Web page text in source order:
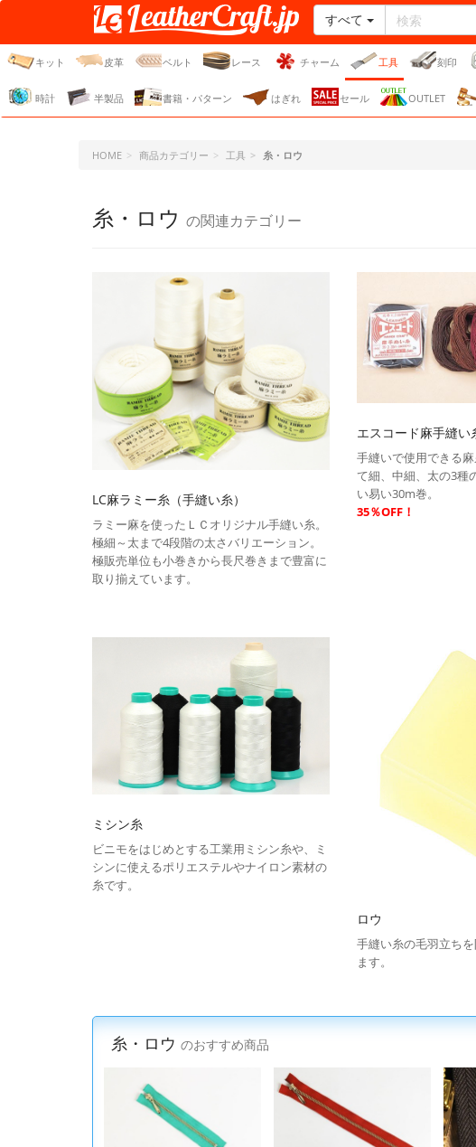
レザークラフト・ドット・
ジェーピー
すべて
キット 皮革 ベルト レース チャーム 工具 刻印
時計 半製品 書籍・パターン はぎれ セール OUTLET
HOME 商品カテゴリー 工具 糸・ロウ
糸・ロウ の関連カテゴリー
LC麻ラミー糸（手縫い糸）
ラミー麻を使ったＬＣオリジナル手縫い糸。
極細～太まで4段階の太さバリエーション。
極販売単位も小巻きから長尺巻きまで豊富に
取り揃えています。
エスコード麻手縫い
手縫いで使用できる
て細、中細、太の3種
い易い30m巻。
35％OFF！
ミシン糸
ビニモをはじめとする工業用ミシン糸や、ミ
シンに使えるポリエステルやナイロン素材の
糸です。
ロウ
手縫い糸の毛羽立ち
ます。
糸・ロウ のおすすめ商品